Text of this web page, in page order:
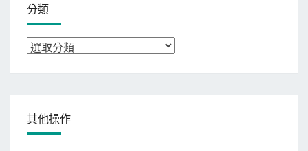
分類
分
其他操作